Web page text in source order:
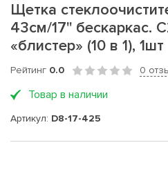
Щетка
43см/17'' бескаркас.
«блистер» (10 в 1), 1шт
Рейтинг 0.0 0
Товар в наличии
Артикул: D8-17-425